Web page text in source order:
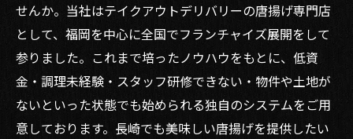
せんか。当社はテイクアウトデリバリーの唐揚げ専門店
として、福岡を中心に全国でフランチャイズ展開をして
参りました。これまで培ったノウハウをもとに、低資
金・調理未経験・スタッフ研修できない・物件や土地が
ないといった状態でも始められる独自のシステムをご用
意しております。長崎でも美味しい唐揚げを提供したい